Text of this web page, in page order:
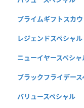
プライムギフトスカウ
レジェンドスペシャル
ニューイヤースペシャ
ブラックフライデー
バリュースペシャル